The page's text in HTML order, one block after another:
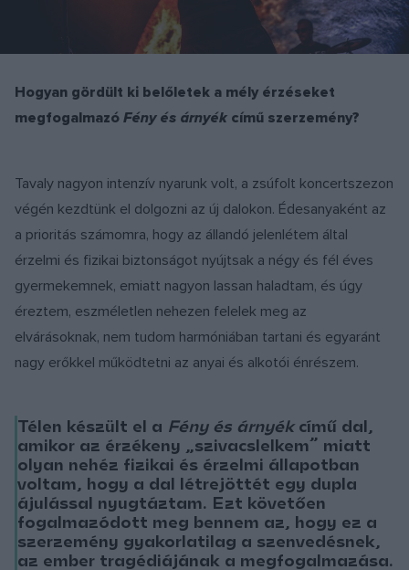
Hogyan gördült ki belőletek a mély érzéseket
megfogalmazó Fény és árnyék című szerzemény?
Tavaly nagyon intenzív nyarunk volt, a zsúfolt koncertszezon
végén kezdtünk el dolgozni az új dalokon. Édesanyaként az
a prioritás számomra, hogy az állandó jelenlétem által
érzelmi és fizikai biztonságot nyújtsak a négy és fél éves
gyermekemnek, emiatt nagyon lassan haladtam, és úgy
éreztem, eszméletlen nehezen felelek meg az
elvárásoknak, nem tudom harmóniában tartani és egyaránt
nagy erőkkel működtetni az anyai és alkotói énrészem.
Télen készült el a Fény és árnyékcímű dal,
amikor az érzékeny „szivacslelkem” miatt
olyan nehéz fizikai és érzelmi állapotban
voltam, hogy a dal létrejöttét egy dupla
ájulással nyugtáztam. Ezt követően
fogalmazódott meg bennem az, hogy ez a
szerzemény gyakorlatilag a szenvedésnek,
az ember tragédiájának a megfogalmazása.